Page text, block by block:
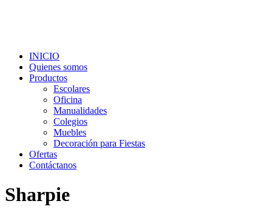
INICIO
Quienes somos
Productos
Escolares
Oficina
Manualidades
Colegios
Muebles
Decoración para Fiestas
Ofertas
Contáctanos
Sharpie